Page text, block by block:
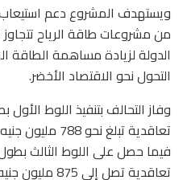
ويستهدف المشروع دعم
الدولة لزيادة مساهمة الطاقة
التحول نحو الاقتصاد الأخضر.